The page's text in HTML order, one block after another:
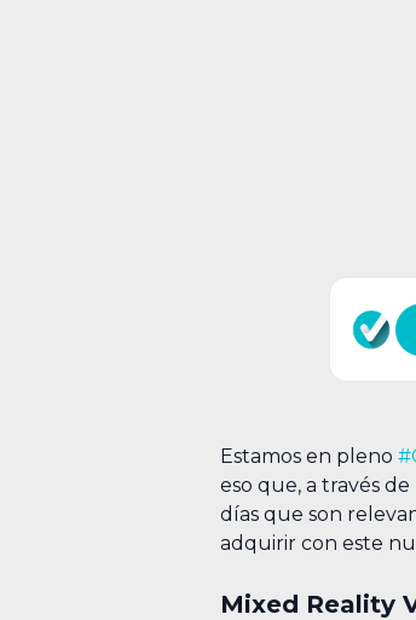
Estamos en pleno
eso que, a través
días que son
adquirir con este
Mixed Reality